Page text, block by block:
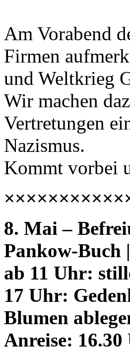
Am Vorabend
Firmen
und Weltkrieg
Wir machen
Vertretungen
Nazismus.
Kommt vorbei
8. Mai –
Pankow-Buch
ab 11 Uhr:
17 Uhr:
Blumen
Anreise: